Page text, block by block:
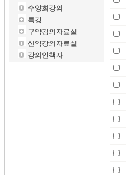
수양회강의
특강
구약강의자료실
신약강의자료실
강의안책자